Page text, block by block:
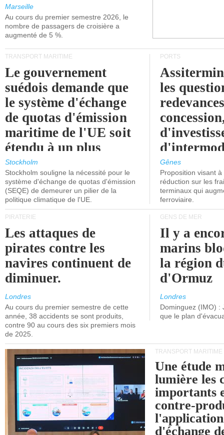
Marseille
Au cours du premier semestre 2026, le
nombre de passagers de croisière a
augmenté de 5 %.
TRANSPORT MARITIME
Le gouvernement
suédois demande que
le système d'échange
de quotas d'émission
maritime de l'UE soit
étendu à un plus
grand nombre de
navires.
Stockholm
Stockholm souligne la nécessité pour le
système d'échange de quotas d'émission
(SEQE) de demeurer un pilier de la
politique climatique de l'UE.
PORTS
les
l'attention
politiciens.
Gênes
Proposition visant
réduction sur les
terminaux qui
ferroviaire.
PIRATERIE
Les attaques de
pirates contre les
navires continuent de
diminuer.
Londres
Au cours du premier semestre de cette
année, 38 accidents se sont produits,
contre 90 au cours des six premiers mois
de 2025.
GENS DE MER
Il y a
marins
la région
d'Ormuz
Londres
Dominguez (IMO) :
que le plan
TRANSPORT MARITIME
Une étude
lumière les
importants
contre-
d'échange